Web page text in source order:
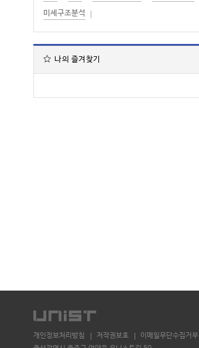
미세구조분석
나의 즐겨찾기
개인정보처리방침 저작권보호
이메일무단수집거부